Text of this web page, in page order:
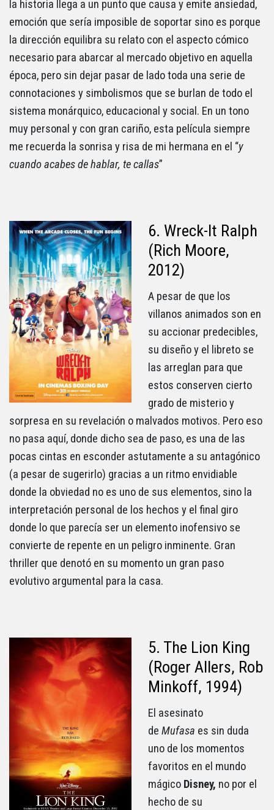
la historia llega a un punto que causa y emite ansiedad,
emoción que sería imposible de soportar sino es porque
la dirección equilibra su relato con el aspecto cómico
necesario para abarcar al mercado objetivo en aquella
época, pero sin dejar pasar de lado toda una serie de
connotaciones y simbolismos que se burlan de todo el
sistema monárquico, educacional y social. En un tono
muy personal y con gran cariño, esta película siempre
me recuerda la sonrisa y risa de mi hermana en el “y
cuando acabes de hablar, te callas”
6. Wreck-It Ralph
(Rich Moore,
2012)
A pesar de que los
villanos animados son en
su accionar predecibles,
su diseño y el libreto se
las arreglan para que
estos conserven cierto
grado de misterio y
sorpresa en su revelación o malvados motivos. Pero eso
no pasa aquí, donde dicho sea de paso, es una de las
pocas cintas en esconder astutamente a su antagónico
(a pesar de sugerirlo) gracias a un ritmo envidiable
donde la obviedad no es uno de sus elementos, sino la
interpretación personal de los hechos y el final giro
donde lo que parecía ser un elemento inofensivo se
convierte de repente en un peligro inminente. Gran
thriller que denotó en su momento un gran paso
evolutivo argumental para la casa.
5. The Lion King
(Roger Allers, Rob
Minkoff, 1994)
El asesinato
de Mufasa es sin duda
uno de los momentos
favoritos en el mundo
mágico Disney, no por el
hecho de su